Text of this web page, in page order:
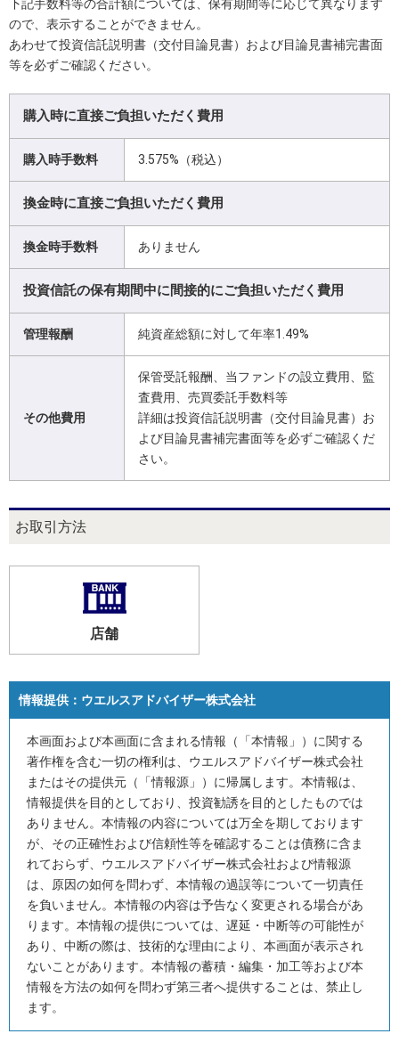
下記手数料等の合計額については、保有期間等に応じて異なります
ので、表示することができません。
あわせて投資信託説明書（交付目論見書）および目論見書補完書面
等を必ずご確認ください。
購入時に直接ご負担いただく費用
購入時手数料 3.575%（税込）
換金時に直接ご負担いただく費用
換金時手数料 ありません
投資信託の保有期間中に間接的にご負担いただく費用
管理報酬 純資産総額に対して年率1.49%
その他費用
保管受託報酬、当ファンドの設立費用、監
査費用、売買委託手数料等
詳細は投資信託説明書（交付目論見書）お
よび目論見書補完書面等を必ずご確認くだ
さい。
お取引方法
店舗
情報提供： ウエルスアドバイザー株式会社
本画面および本画面に含まれる情報（「本情報」）に関する
著作権を含む一切の権利は、ウエルスアドバイザー株式会社
またはその提供元（「情報源」）に帰属します。本情報は、
情報提供を目的としており、投資勧誘を目的としたものでは
ありません。本情報の内容については万全を期しております
が、その正確性および信頼性等を確認することは債務に含ま
れておらず、ウエルスアドバイザー株式会社および情報源
は、原因の如何を問わず、本情報の過誤等について一切責任
を負いません。本情報の内容は予告なく変更される場合があ
ります。本情報の提供については、遅延・中断等の可能性が
あり、中断の際は、技術的な理由により、本画面が表示され
ないことがあります。本情報の蓄積・編集・加工等および本
情報を方法の如何を問わず第三者へ提供することは、禁止し
ます。